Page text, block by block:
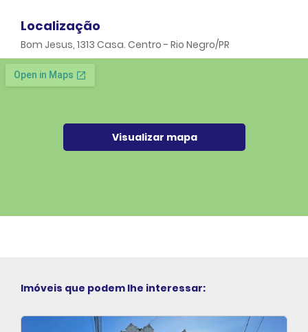
Localização
Bom Jesus, 1313 Casa. Centro - Rio Negro/PR
Visualizar mapa
Imóveis que podem lhe interessar: